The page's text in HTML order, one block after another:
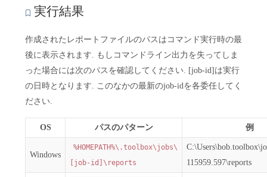
実行結果
作成されたレポートファイルのパスはコマンド実行時の最
後に表示されます. もしコマンドライン出力を失ってしま
った場合には次のパスを確認してください. [job-id]は実行
の日時となります. このなかの最新のjob-idを各委任してく
ださい.
OS パスのパターン 例
Windows
%HOMEPATH%\.toolbox\jobs\
[job-id]\reports
115959.597\reports